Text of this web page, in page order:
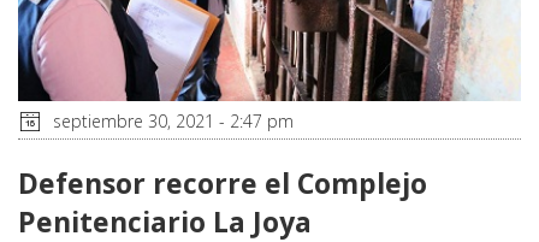
septiembre 30, 2021 - 2:47 pm
Defensor recorre el Complejo
Penitenciario La Joya